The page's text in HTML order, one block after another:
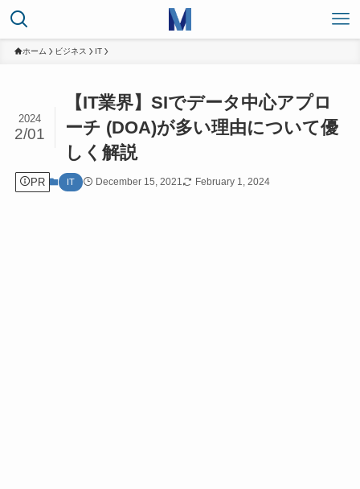
ホーム ビジネス IT
【IT業界】SIでデータ中心アプロ
ーチ (DOA)が多い理由について優
しく解説
2024
2/01
PR IT December 15, 2021 February 1, 2024